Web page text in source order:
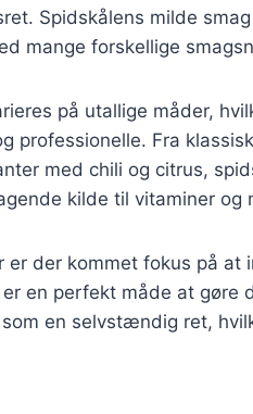
Spidskålens milde
mange forskellige
på utallige måder,
professionelle. Fra
med chili og citrus,
kilde til vitaminer
er der kommet fokus på at
en perfekt måde at gøre
en selvstændig ret,